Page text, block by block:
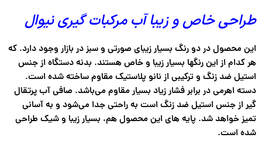
طراحی خاص و زیبا آب مرکبات گیری نیوال
این محصول در دو رنگ بسیار زیبای صورتی و سبز در بازار وجود دارد. که
هر کدام از این رنگها بسیار زیبا و خاص هستند. بدنه دستگاه از جنس
استیل ضد زنگ و ترکیبی از نانو پلاستیک مقاوم ساخته شده است.
دسته اهرمی در برابر فشار زیاد بسیار مقاوم می‌باشد. صافی آب پرتقال
گیر از جنس استیل ضد زنگ است به راحتی جدا می‌شود و به آسانی
تمیز خواهد شد. پایه های این محصول هم، بسیار زیبا و شیک طراحی
شده است.